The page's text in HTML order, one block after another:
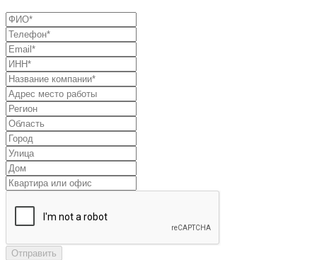
Отправить